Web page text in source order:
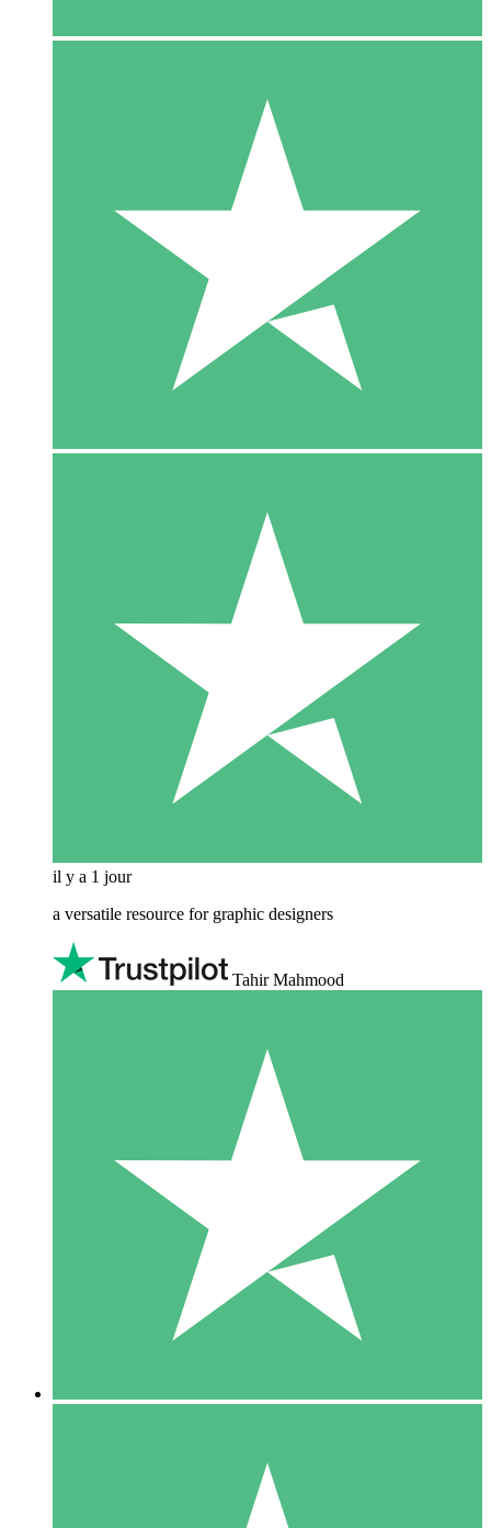
il y a 1 jour
a versatile resource for graphic designers
Tahir Mahmood